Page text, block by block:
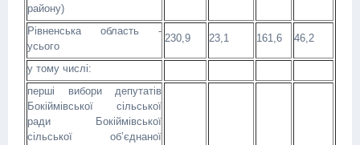
району)
Рівненська область -
усього
230,9 23,1 161,6 46,2
у тому числі:
перші вибори депутатів
Бокіймівської сільської
ради Бокіймівської
сільської об’єднаної